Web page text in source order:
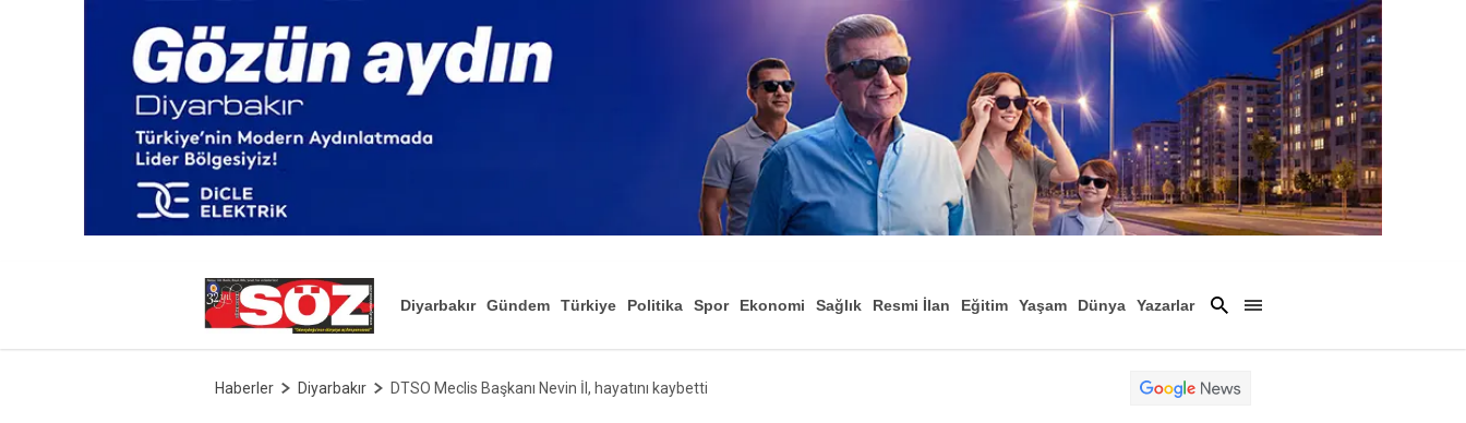
Diyarbakır Gündem Türkiye Politika Spor Ekonomi Sağlık Resmi İlan Eğitim Yaşam
Dünya
Yazarlar
Haberler Diyarbakır DTSO Meclis Başkanı Nevin İl, hayatını kaybetti